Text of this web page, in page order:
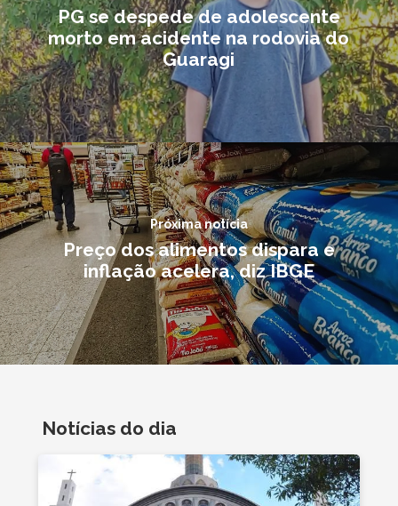
PG se despede de adolescente
morto em acidente na rodovia do
Guaragi
Próxima notícia
Preço dos alimentos dispara e
inflação acelera, diz IBGE
Notícias do dia